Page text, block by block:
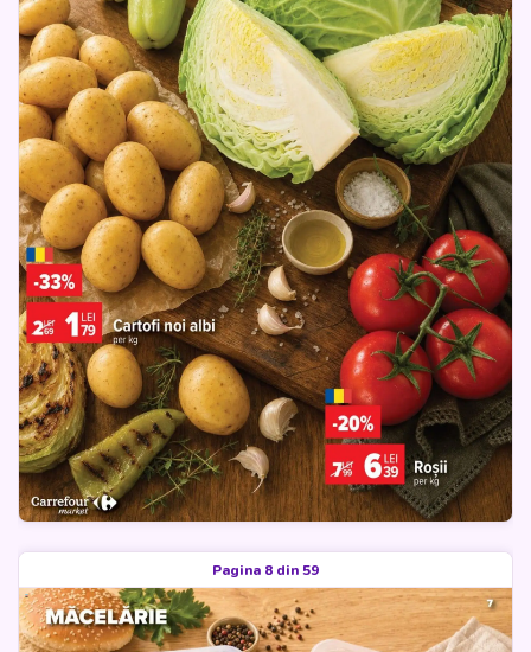
Pagina 8 din 59